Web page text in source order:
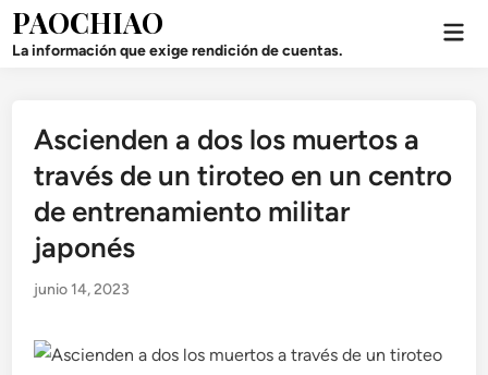
Saltar
contenido
PAOCHIAO
La información que exige rendición de cuentas.
Publicado
en
Ascienden a dos los muertos a
través de un tiroteo en un centro
de entrenamiento militar
japonés
junio 14, 2023